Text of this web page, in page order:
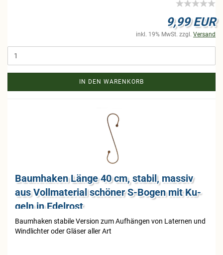
9,99 EUR
inkl. 19% MwSt. zzgl. Versand
IN DEN WARENKORB
Baum­ha­ken Länge 40 cm, sta­bil, mas­siv
aus Voll­ma­te­ri­al schö­ner S-​Bogen mit Ku­
geln in Edel­rost
Baum­ha­ken sta­bi­le Ver­si­on zum Auf­hän­gen von La­ter­nen und
Wind­lich­ter oder Glä­ser aller Art